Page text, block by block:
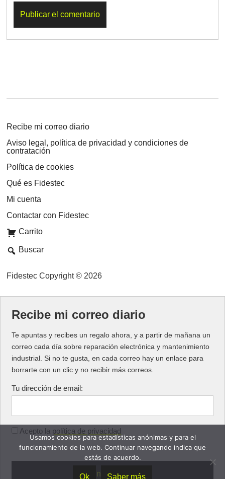
Recibe mi correo diario
Aviso legal, política de privacidad y condiciones de
contratación
Política de cookies
Qué es Fidestec
Mi cuenta
Contactar con Fidestec
Carrito
Buscar
Fidestec Copyright © 2026
Recibe mi correo diario
Te apuntas y recibes un regalo ahora, y a partir de mañana un
correo cada día sobre reparación electrónica y mantenimiento
industrial. Si no te gusta, en cada correo hay un enlace para
borrarte con un clic y no recibir más correos.
Tu dirección de email:
Acepto la política de privacidad
Usamos cookies para estadísticas anónimas y para el
funcionamiento de la web. Continuar navegando indica que
estás de acuerdo.
Ok Saber más